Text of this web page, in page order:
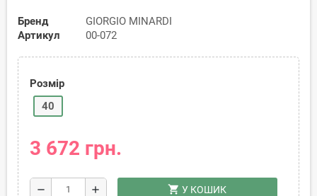
Бренд
GIORGIO MINARDI
Артикул
00-072
Розмір
40
3 672 грн.
remove add shopping_cart У КОШИК